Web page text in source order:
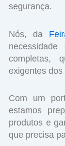
segurança.
Nós, da
completas,
exigentes
Com um
estamos
produtos e
que precisa